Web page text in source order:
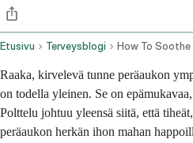
Etusivu Terveysblogi
Raaka, kirvelevä tunne peräaukon
on todella yleinen. Se on
Polttelu johtuu yleensä siitä, että
peräaukon herkän ihon mahan